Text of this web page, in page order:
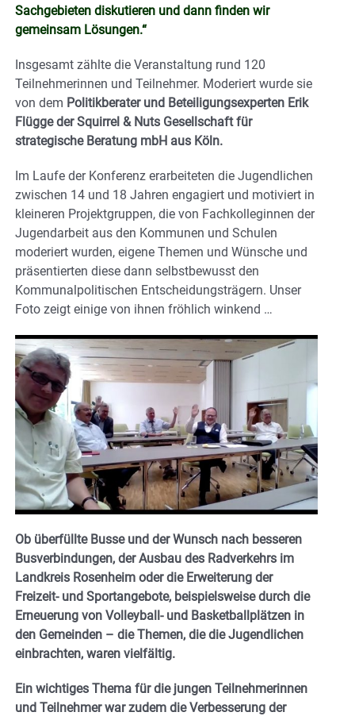
Sachgebieten diskutieren und dann finden wir
gemeinsam Lösungen.“
Insgesamt zählte die Veranstaltung rund 120
Teilnehmerinnen und Teilnehmer. Moderiert wurde sie
von dem Politikberater und Beteiligungsexperten Erik
Flügge der Squirrel & Nuts Gesellschaft für
strategische Beratung mbH aus Köln.
Im Laufe der Konferenz erarbeiteten die Jugendlichen
zwischen 14 und 18 Jahren engagiert und motiviert in
kleineren Projektgruppen, die von Fachkolleginnen der
Jugendarbeit aus den Kommunen und Schulen
moderiert wurden, eigene Themen und Wünsche und
präsentierten diese dann selbstbewusst den
Kommunalpolitischen Entscheidungsträgern. Unser
Foto zeigt einige von ihnen fröhlich winkend …
Ob überfüllte Busse und der Wunsch nach besseren
Busverbindungen, der Ausbau des Radverkehrs im
Landkreis Rosenheim oder die Erweiterung der
Freizeit- und Sportangebote, beispielsweise durch die
Erneuerung von Volleyball- und Basketballplätzen in
den Gemeinden – die Themen, die die Jugendlichen
einbrachten, waren vielfältig.
Ein wichtiges Thema für die jungen Teilnehmerinnen
und Teilnehmer war zudem die Verbesserung der